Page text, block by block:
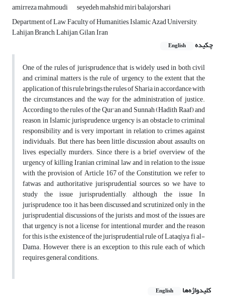
amirreza mahmoudi
seyedeh mahshid miri balajorshari
Department of Law, Faculty of Humanities, Islamic Azad University,
Lahijan Branch, Lahijan, Gilan, Iran
چکیده
English
One of the rules of jurisprudence that is widely used in both civil
and criminal matters is the rule of urgency, to the extent that the
application of this rule brings the rules of Sharia in accordance with
the circumstances and the way for the administration of justice.
According to the rules of the Qur'an and Sunnah (Hadith Raaf) and
reason, in Islamic jurisprudence, urgency is an obstacle to criminal
responsibility and is very important in relation to crimes against
individuals. But there has been little discussion about assaults on
lives, especially murders. Since there is a brief overview of the
urgency of killing Iranian criminal law and in relation to the issue
with the provision of Article 167 of the Constitution, we refer to
fatwas and authoritative jurisprudential sources, so we have to
study the issue jurisprudentially, although the issue In
jurisprudence, too, it has been discussed and scrutinized only in the
jurisprudential discussions of the jurists and most of the issues are
that urgency is not a license for intentional murder, and the reason
for this is the existence of the jurisprudential rule of Lataqiya fi al-
Dama. However, there is an exception to this rule, each of which
requires general conditions.
کلیدواژه‌ها English